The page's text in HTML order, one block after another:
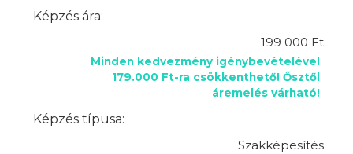
Képzés ára:
199 000 Ft
Minden kedvezmény igénybevételével
179.000 Ft-ra csökkenthető! Ősztől
áremelés várható!
Képzés típusa:
Szakképesítés